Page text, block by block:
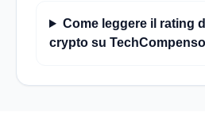
Come leggere il rating
crypto su